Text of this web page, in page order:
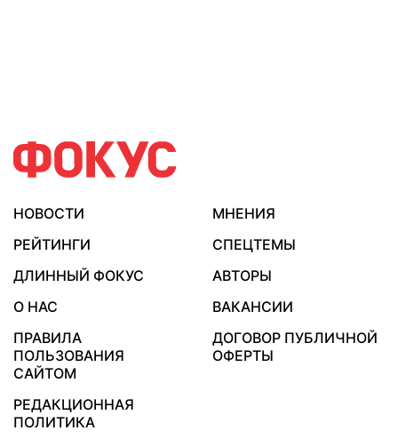
НОВОСТИ
МНЕНИЯ
РЕЙТИНГИ
СПЕЦТЕМЫ
ДЛИННЫЙ ФОКУС
АВТОРЫ
О НАС
ВАКАНСИИ
ПРАВИЛА
ПОЛЬЗОВАНИЯ
САЙТОМ
ДОГОВОР ПУБЛИЧНОЙ
ОФЕРТЫ
РЕДАКЦИОННАЯ
ПОЛИТИКА